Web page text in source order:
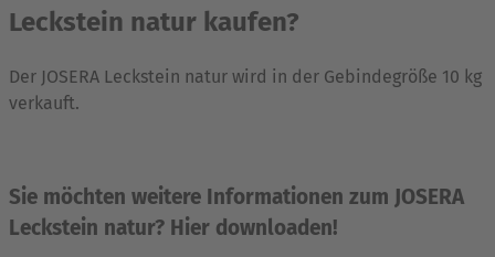
Leckstein natur kaufen?
Der JOSERA Leckstein natur wird in der Gebindegröße 10 kg
verkauft.
Sie möchten weitere Informationen zum JOSERA
Leckstein natur? Hier downloaden!